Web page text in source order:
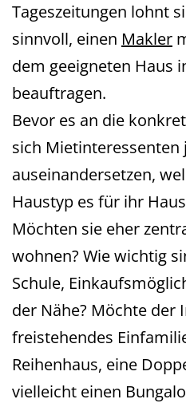
Tageszeitungen lohnt
sinnvoll, einen Makler
dem geeigneten Haus
beauftragen.
Bevor es an die
sich
auseinandersetzen,
Haustyp es für ihr
Möchten sie eher
wohnen? Wie wichtig
Schule,
der Nähe? Möchte der
freistehendes
Reihenhaus, eine
vielleicht einen